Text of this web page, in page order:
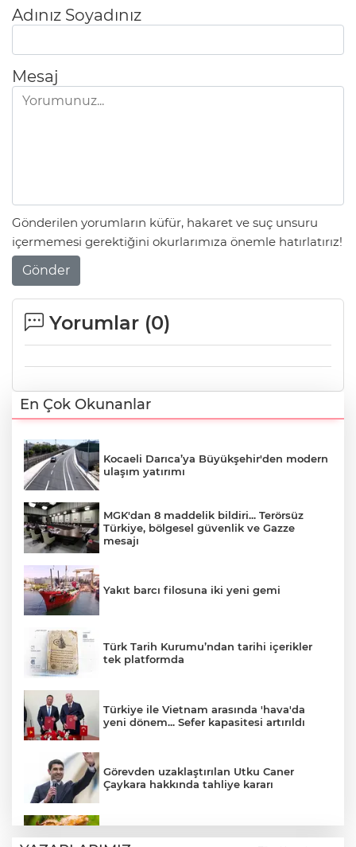
Adınız Soyadınız
Mesaj
Gönderilen yorumların küfür, hakaret ve suç unsuru
içermemesi gerektiğini okurlarımıza önemle hatırlatırız!
Gönder
Yorumlar (0)
En Çok Okunanlar
Kocaeli Darıca’ya Büyükşehir'den modern
ulaşım yatırımı
MGK'dan 8 maddelik bildiri... Terörsüz
Türkiye, bölgesel güvenlik ve Gazze
mesajı
Yakıt barcı filosuna iki yeni gemi
Türk Tarih Kurumu’ndan tarihi içerikler
tek platformda
Türkiye ile Vietnam arasında 'hava'da
yeni dönem... Sefer kapasitesi artırıldı
Görevden uzaklaştırılan Utku Caner
Çaykara hakkında tahliye kararı